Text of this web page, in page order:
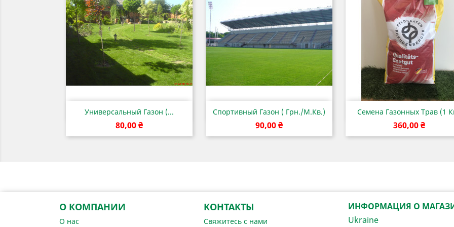
Универсальный Газон (...
Цена
80,00 ₴
Быстрый просмотр Спортивный Газон ( Грн./м.кв.)
Цена
90,00 ₴
Быстрый просмотр Семена Газонных Трав (1
Цена
360,00 ₴
Быстрый просмотр
О КОМПАНИИ
О нас
КОНТАКТЫ
Свяжитесь с нами
ИНФОРМАЦИЯ О
Ukraine